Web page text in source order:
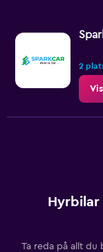
2
Ta reda på allt du